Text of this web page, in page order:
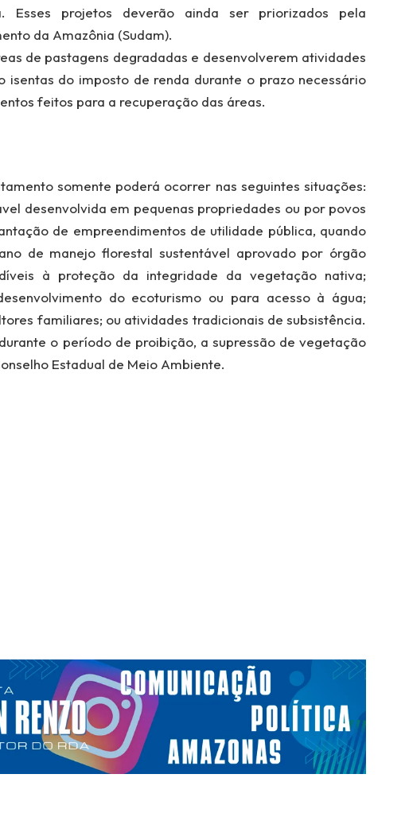
Esses projetos deverão ainda ser priorizados pela
da Amazônia (Sudam).
de pastagens degradadas e desenvolverem atividades
isentas do imposto de renda durante o prazo necessário
feitos para a recuperação das áreas.
somente poderá ocorrer nas seguintes situações:
desenvolvida em pequenas propriedades ou por povos
de empreendimentos de utilidade pública, quando
de manejo florestal sustentável aprovado por órgão
à proteção da integridade da vegetação nativa;
do ecoturismo ou para acesso à água;
familiares; ou atividades tradicionais de subsistência.
o período de proibição, a supressão de vegetação
Estadual de Meio Ambiente.